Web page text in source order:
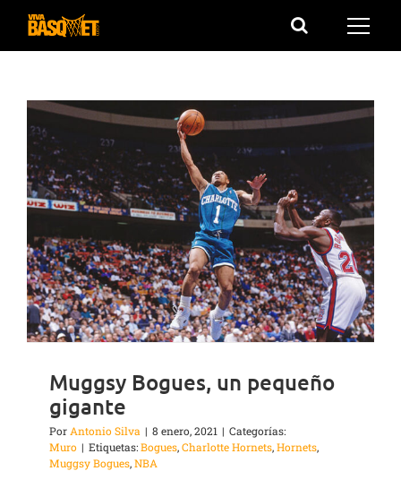
Saltar
Muggsy Bogues, un pequeño
gigante
Por Antonio Silva | 8 enero, 2021 | Categorías:
Muro | Etiquetas:Bogues,Charlotte Hornets,Hornets,
Muggsy Bogues,NBA